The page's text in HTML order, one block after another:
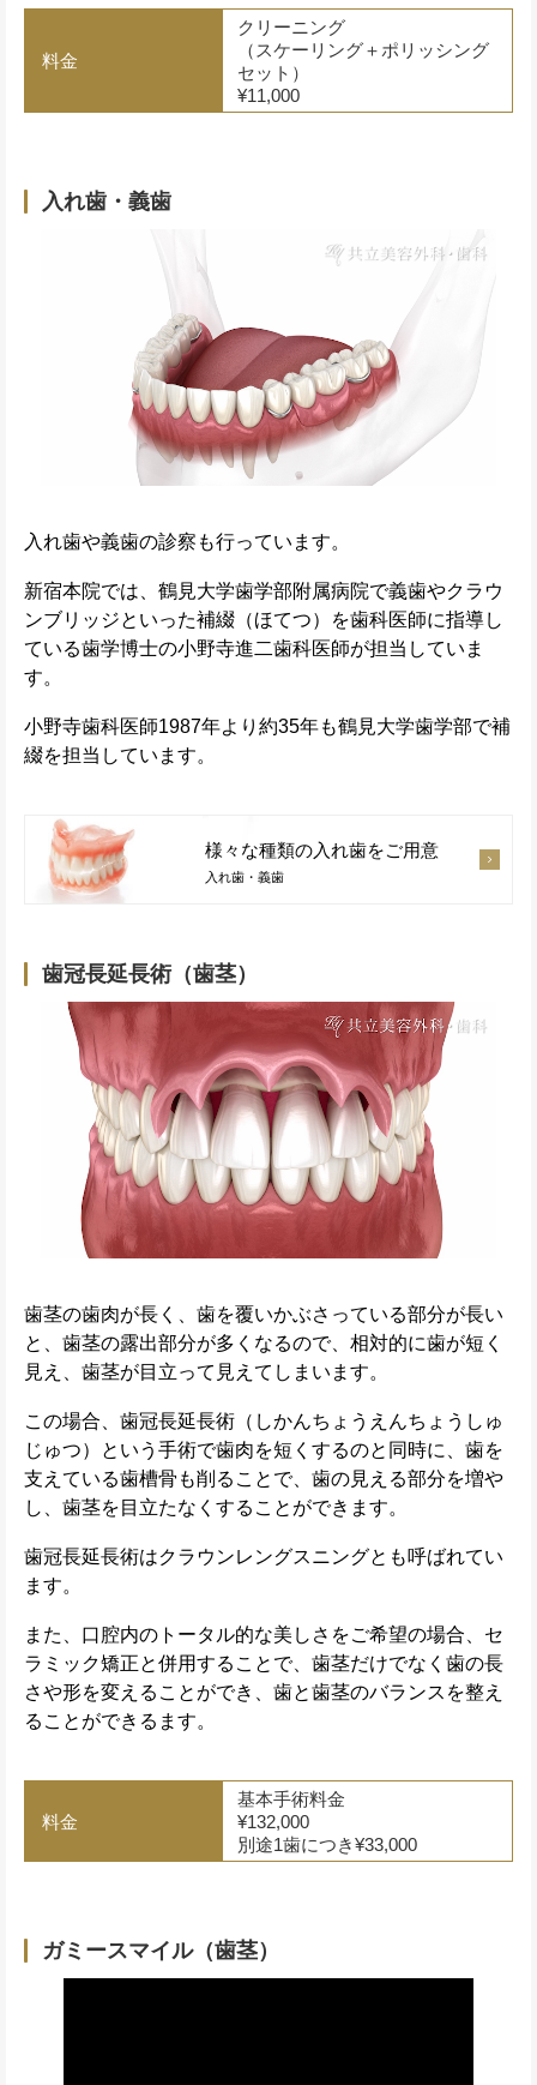
料金
クリーニング
（スケーリング＋ポリッシング
セット）
¥11,000
入れ歯・義歯
入れ歯や義歯の診察も行っています。
新宿本院では、鶴見大学歯学部附属病院で義歯やクラウ
ンブリッジといった補綴（ほてつ）を歯科医師に指導し
ている歯学博士の小野寺進二歯科医師が担当していま
す。
小野寺歯科医師1987年より約35年も鶴見大学歯学部で補
綴を担当しています。
様々な種類の入れ歯をご用意
入れ歯・義歯
歯冠長延長術（歯茎）
歯茎の歯肉が長く、歯を覆いかぶさっている部分が長い
と、歯茎の露出部分が多くなるので、相対的に歯が短く
見え、歯茎が目立って見えてしまいます。
この場合、歯冠長延長術（しかんちょうえんちょうしゅ
じゅつ）という手術で歯肉を短くするのと同時に、歯を
支えている歯槽骨も削ることで、歯の見える部分を増や
し、歯茎を目立たなくすることができます。
歯冠長延長術はクラウンレングスニングとも呼ばれてい
ます。
また、口腔内のトータル的な美しさをご希望の場合、セ
ラミック矯正と併用することで、歯茎だけでなく歯の長
さや形を変えることができ、歯と歯茎のバランスを整え
ることができるます。
料金
基本手術料金
¥132,000
別途1歯につき¥33,000
ガミースマイル（歯茎）